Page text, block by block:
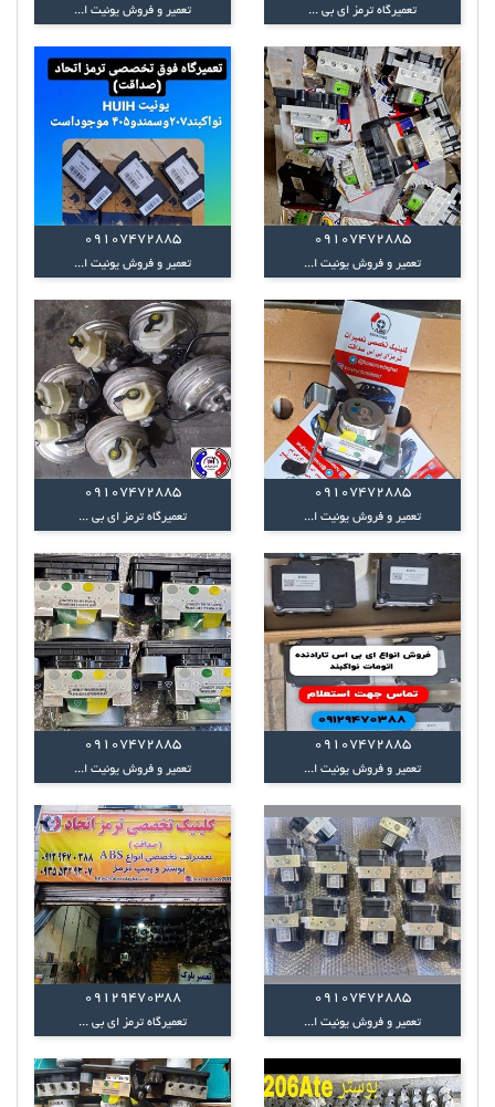
تعمیرگاه ترمز ای بی ... تعمیر و فروش یونیت ا...
09107472885
تعمیر و فروش یونیت ا...
09107472885
تعمیر و فروش یونیت ا...
09107472885
تعمیر و فروش یونیت ا...
09107472885
تعمیرگاه ترمز ای بی ...
09107472885
تعمیر و فروش یونیت ا...
09107472885
تعمیر و فروش یونیت ا...
09107472885
تعمیر و فروش یونیت ا...
09129470388
تعمیرگاه ترمز ای بی ...